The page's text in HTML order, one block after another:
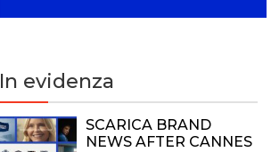
In evidenza
SCARICA BRAND
NEWS AFTER CANNES